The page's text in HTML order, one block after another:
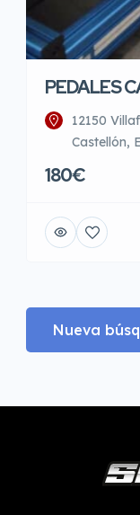
PEDALES
12150
Castellón,
180€
Nueva